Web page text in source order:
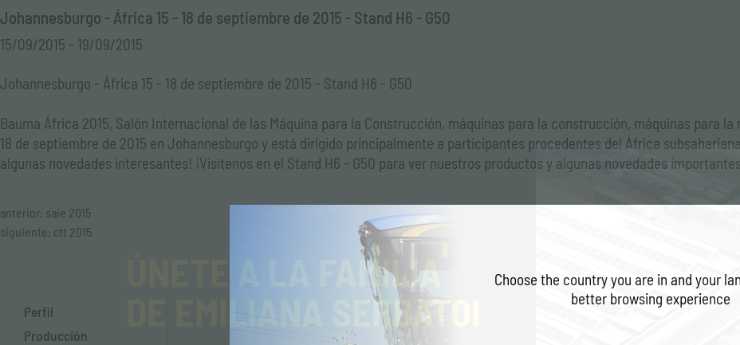
Johannesburgo - África 15 - 18 de septiembre de 2015 - Stand H6 - G50
15/09/2015 - 19/09/2015
Johannesburgo - África 15 - 18 de septiembre de 2015 - Stand H6 - G50
Bauma África 2015, Salón Internacional de las Máquina para la Construcción, máquinas para la construcción, máquinas para
18 de septiembre de 2015 en Johannesburgo y está dirigido principalmente a participantes procedentes del África
algunas novedades interesantes! ¡Visítenos en el Stand H6 - G50 para ver nuestros productos y algunas novedades
anterior: saie 2015
siguiente: ctt 2015
Perfil
Producción
Choose the country you are in and your
better browsing experience
ÚNETE A LA FAMILIA
DE EMILIANA SERBATOI